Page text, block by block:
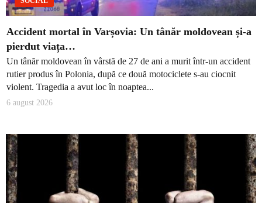
Accident mortal în Varșovia: Un tânăr moldovean și-a
pierdut viața…
Un tânăr moldovean în vârstă de 27 de ani a murit într-un accident
rutier produs în Polonia, după ce două motociclete s-au ciocnit
violent. Tragedia a avut loc în noaptea...
6 august 2026